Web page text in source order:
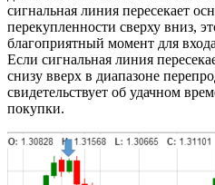
сигнальная линия пересекает
перекупленности сверху вниз,
благоприятный момент для
Если сигнальная линия
снизу вверх в диапазоне
свидетельствует об удачном
покупки.